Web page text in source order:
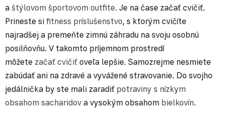
a štýlovom športovom outfite. Je na čase začať cvičiť.
Prineste si fitness príslušenstvo, s ktorým cvičíte
najradšej a premeňte zimnú záhradu na svoju osobnú
posilňovňu. V takomto príjemnom prostredí
môžete začať cvičiť oveľa lepšie. Samozrejme nesmiete
zabúdať ani na zdravé a vyvážené stravovanie. Do svojho
jedálnička by ste mali zaradiť potraviny s nízkym
obsahom sacharidov a vysokým obsahom bielkovín.